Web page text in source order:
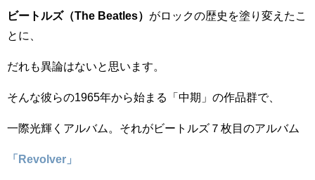
ビートルズ（The Beatles） がロックの歴史を塗り変えたこ
とに、
だれも異論はないと思います。
そんな彼らの1965年から始まる「中期」の作品群で、
一際光輝くアルバム。それがビートルズ７枚目のアルバム
「Revolver」